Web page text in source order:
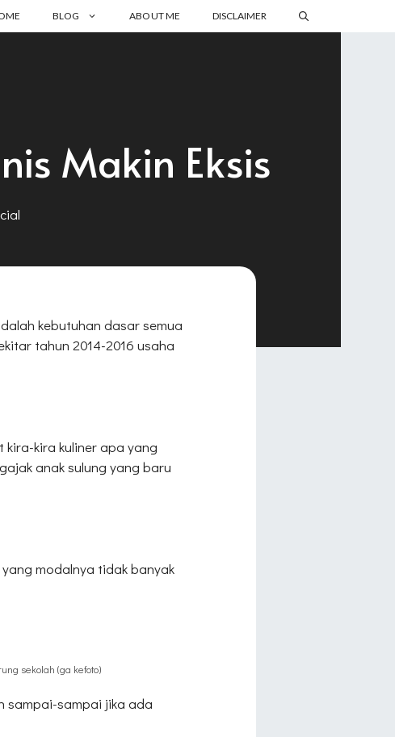
BLOG ABOUT ME DISCLAIMER
Makin Eksis
kebutuhan dasar semua
tahun 2014-2016 usaha
kira kuliner apa yang
anak sulung yang baru
modalnya tidak banyak
sekolah (ga kefoto)
sampai-sampai jika ada